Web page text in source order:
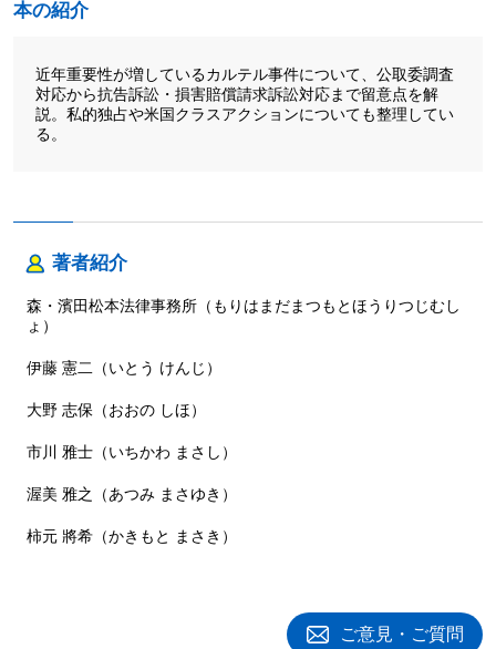
本の紹介
近年重要性が増しているカルテル事件について、公取委調査
対応から抗告訴訟・損害賠償請求訴訟対応まで留意点を解
説。私的独占や米国クラスアクションについても整理してい
る。
著者紹介
森・濱田松本法律事務所（もりはまだまつもとほうりつじむし
ょ）
伊藤 憲二（いとう けんじ）
大野 志保（おおの しほ）
市川 雅士（いちかわ まさし）
渥美 雅之（あつみ まさゆき）
柿元 將希（かきもと まさき）
ご意見・ご質問